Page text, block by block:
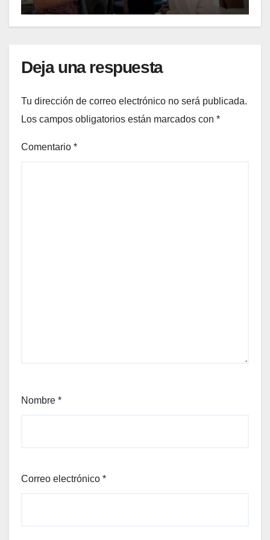
Deja una respuesta
Tu dirección de correo electrónico no será publicada.
Los campos obligatorios están marcados con *
Comentario *
Nombre *
Correo electrónico *